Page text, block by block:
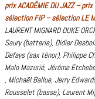
prix ACADÉMIE DU JAZZ – prix
sélection FIP – sélection LE
LAURENT MIGNARD DUKE
Saury (batterie), Didier
Defays (sax ténor), Philippe
Malo Mazurié, Jérôme
, Michaël Ballue, Jerry
Rousselet (basse), Laurent